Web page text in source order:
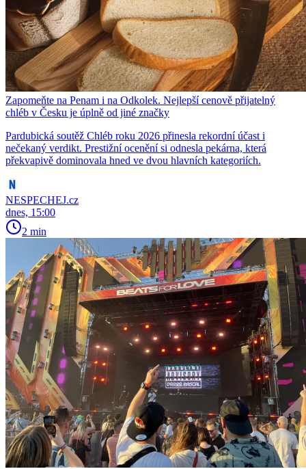
Zapomeňte na Penam i na Odkolek. Nejlepší cenově přijatelný
chléb v Česku je úplně od jiné značky
Pardubická soutěž Chléb roku 2026 přinesla rekordní účast i
nečekaný verdikt. Prestižní ocenění si odnesla pekárna, která
překvapivě dominovala hned ve dvou hlavních kategoriích.
NESPECHEJ.cz
dnes, 15:00
2 min